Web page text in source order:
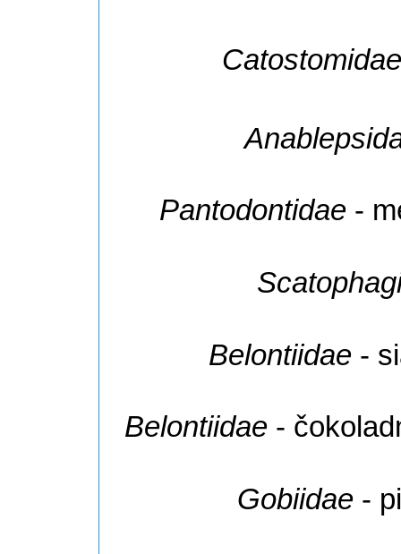
Catostomidae
Pantodontidae-
Belontiidae -
Belontiidae-
Gobiidae-